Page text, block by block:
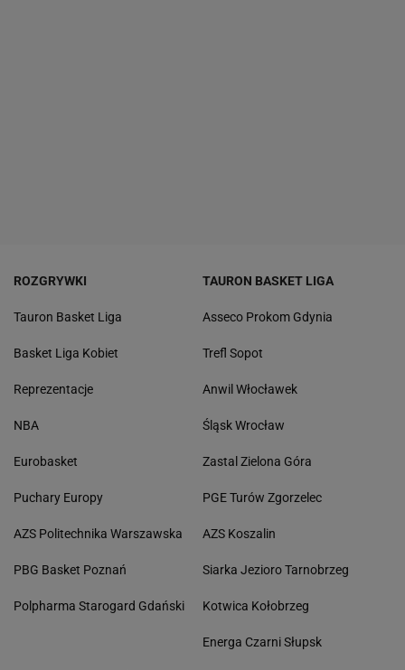
ROZGRYWKI
Tauron Basket Liga
Basket Liga Kobiet
Reprezentacje
NBA
Eurobasket
Puchary Europy
AZS Politechnika Warszawska
PBG Basket Poznań
Polpharma Starogard Gdański
TAURON BASKET LIGA
Asseco Prokom Gdynia
Trefl Sopot
Anwil Włocławek
Śląsk Wrocław
Zastal Zielona Góra
PGE Turów Zgorzelec
AZS Koszalin
Siarka Jezioro Tarnobrzeg
Kotwica Kołobrzeg
Energa Czarni Słupsk